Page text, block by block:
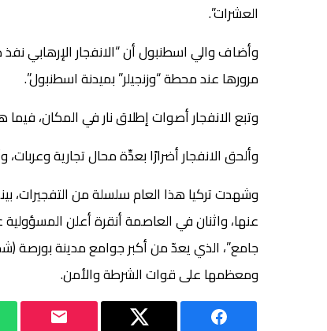
العشرات”.
وأضاف والي اسطنبول أن “الانفجار الإرهابي
مرورها عند محطة “وزنجيلر” بميدنة اسطنبول”.
وتبع الانفجار أصوات إطلاق نار في المكان،
وألحق الانفجار أضرارًا بعدِّة محال تجارية
وشهدت تركيا هذا العام سلسلة من التفجيرات،
عنها، واثنان في العاصمة أنقرة أعلن
جامع”، الذي يعدّ من أكبر جوامع مدينة بورصة
ومعظمها على قوات الشرطة والأمن.